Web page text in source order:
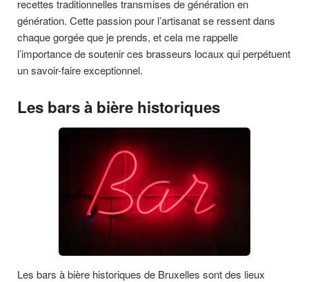
recettes traditionnelles transmises de génération en
génération. Cette passion pour l’artisanat se ressent dans
chaque gorgée que je prends, et cela me rappelle
l’importance de soutenir ces brasseurs locaux qui perpétuent
un savoir-faire exceptionnel.
Les bars à bière historiques
Les bars à bière historiques de Bruxelles sont des lieux